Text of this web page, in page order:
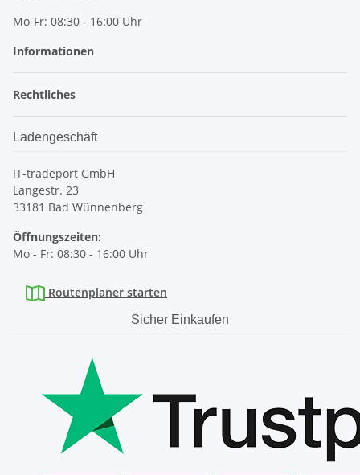
Mo-Fr: 08:30 - 16:00 Uhr
Informationen
Rechtliches
Ladengeschäft
IT-tradeport GmbH
Langestr. 23
33181 Bad Wünnenberg
Öffnungszeiten:
Mo - Fr: 08:30 - 16:00 Uhr
Routenplaner starten
Sicher Einkaufen